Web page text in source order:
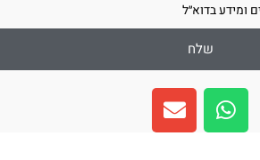
בדוא״ל
שלח
W
h
a
E
n
v